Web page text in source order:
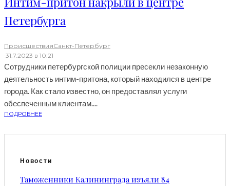
Петербурга
ПроисшествияСанкт-Петербург
·31.7.2023 в 10:21
Сотрудники петербургской полиции пресекли незаконную
деятельность интим-притона, который находился в центре
города. Как стало известно, он предоставлял услуги
обеспеченным клиентам....
ПОДРОБНЕЕ
Новости
Таможенники Калининграда изъяли 84